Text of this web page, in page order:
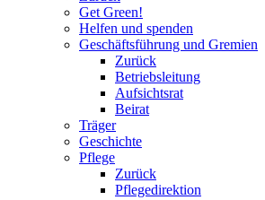
Get Green!
Helfen und spenden
Geschäftsführung und Gremien
Zurück
Betriebsleitung
Aufsichtsrat
Beirat
Träger
Geschichte
Pflege
Zurück
Pflegedirektion